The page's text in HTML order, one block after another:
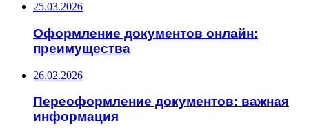
25.03.2026
Оформление документов онлайн:
преимущества
26.02.2026
Переоформление документов: важная
информация